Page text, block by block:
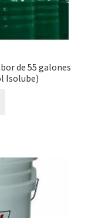
de 55 galones
Isolube)